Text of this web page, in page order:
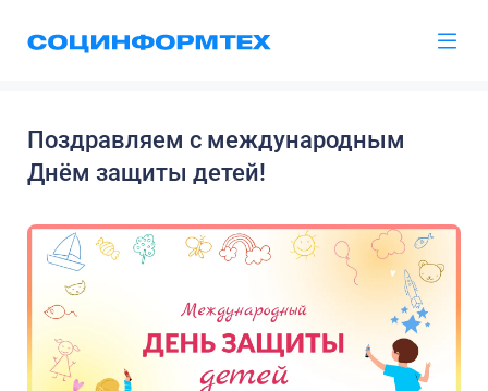
Поздравляем с международным
Днём защиты детей!